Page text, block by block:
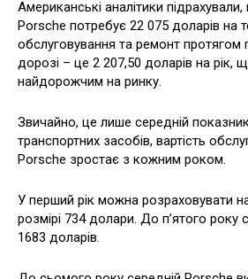
Американські аналітики
Porsche потребує 22 075 доларів на
обслуговування та ремонт протягом
дорозі – це 2 207,50 доларів на рік,
найдорожчим на ринку.
Звичайно, це лише середній показник
транспортних засобів, вартість
Porsche зростає з кожним роком.
У перший рік можна розраховувати
розмірі 734 долари. До п’ятого
1683 доларів.